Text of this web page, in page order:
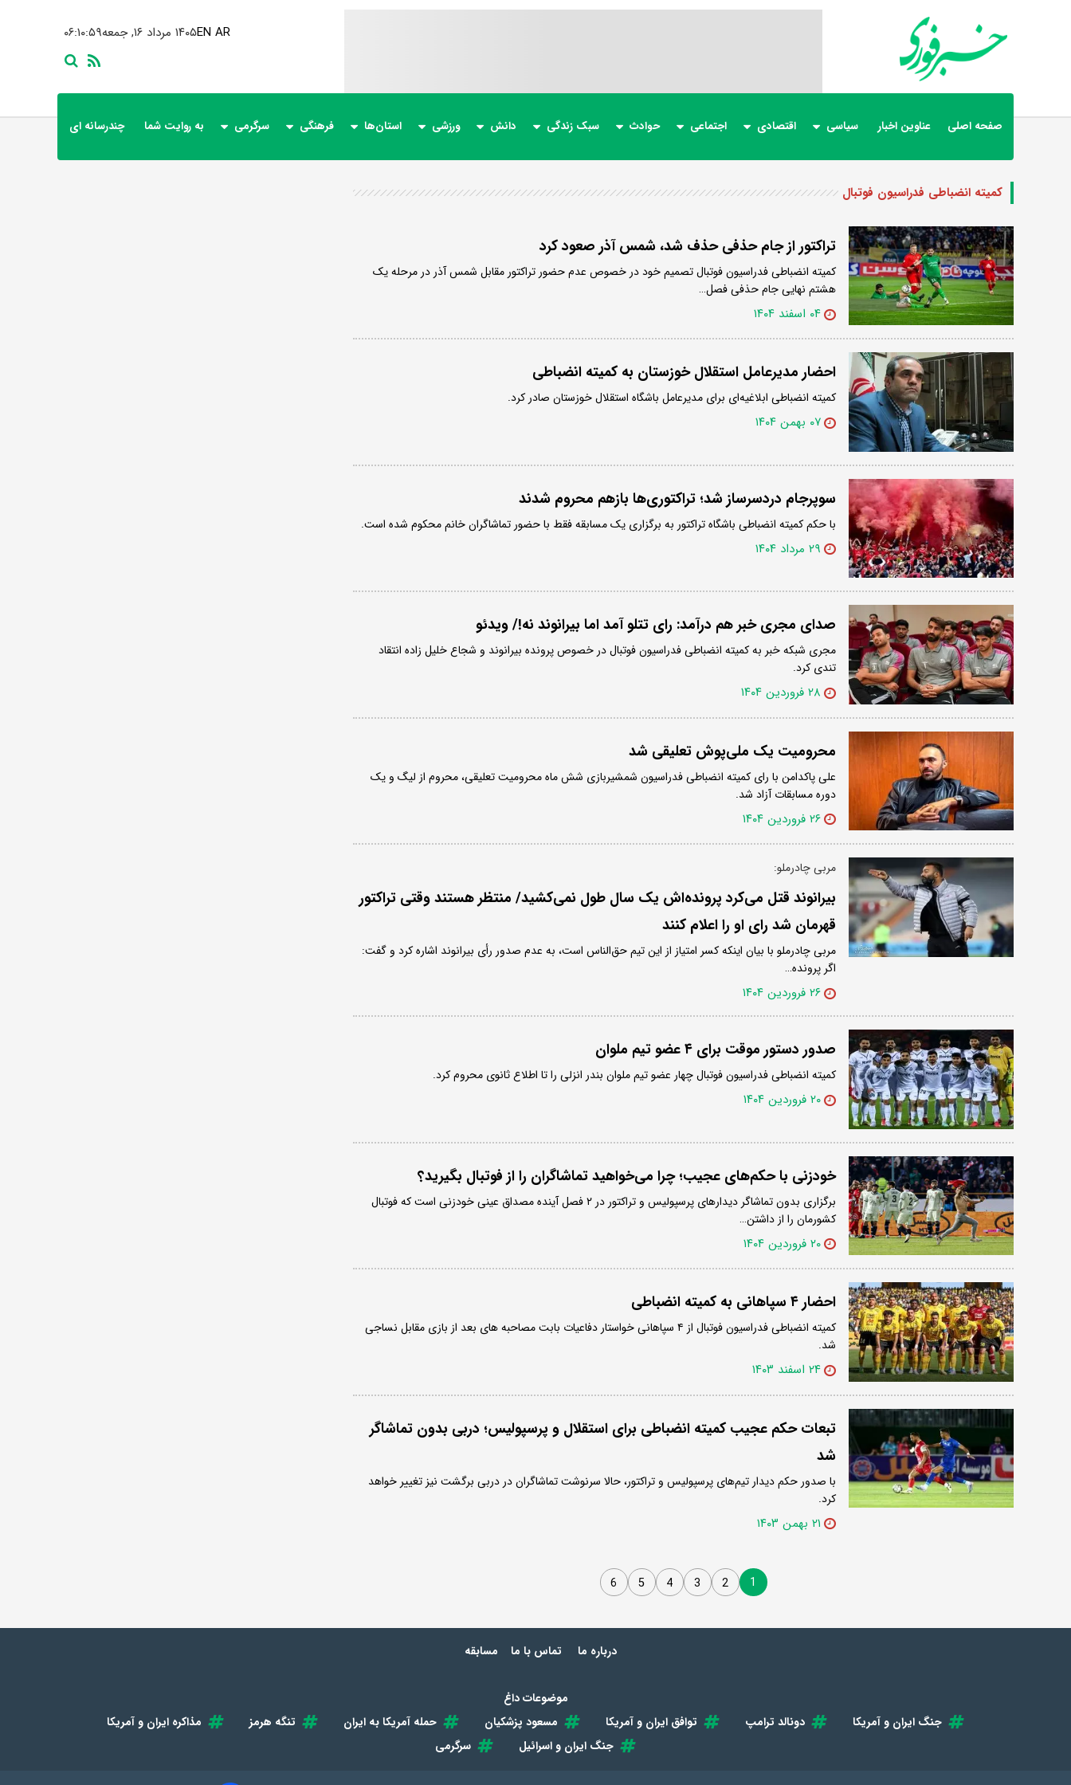
۰۶:۱۰:۵۹ ۱۴۰۵ مرداد ۱۶, جمعهEN AR
صفحه اصلی عناوین اخبار سیاسی اقتصادی اجتماعی حوادث سبک زندگی دانش ورزشی استان‌ها فرهنگی سرگرمی به روایت شما چندرسانه ای
کمیته انضباطی فدراسیون فوتبال
تراکتور از جام حذفی حذف شد، شمس آذر صعود کرد
کمیته انضباطی فدراسیون فوتبال تصمیم خود در خصوص عدم حضور تراکتور مقابل شمس آذر در مرحله یک
هشتم نهایی جام حذفی فصل…
۰۴ اسفند ۱۴۰۴
احضار مدیرعامل استقلال خوزستان به کمیته انضباطی
کمیته انضباطی ابلاغیه‌ای برای مدیرعامل باشگاه استقلال خوزستان صادر کرد.
۰۷ بهمن ۱۴۰۴
سوپرجام دردسرساز شد؛ تراکتوری‌ها بازهم محروم شدند
با حکم کمیته انضباطی باشگاه تراکتور به برگزاری یک مسابقه فقط با حضور تماشاگران خانم محکوم شده است.
۲۹ مرداد ۱۴۰۴
صدای مجری خبر هم درآمد: رای تتلو آمد اما بیرانوند نه!/ ویدئو
مجری شبکه خبر به کمیته انضباطی فدراسیون فوتبال در خصوص پرونده بیرانوند و شجاع خلیل زاده انتقاد
تندی کرد.
۲۸ فروردین ۱۴۰۴
محرومیت یک ملی‌پوش تعلیقی شد
علی پاکدامن با رای کمیته انضباطی فدراسیون شمشیربازی شش ماه محرومیت تعلیقی، محروم از لیگ و یک
دوره مسابقات آزاد شد.
۲۶ فروردین ۱۴۰۴
مربی چادرملو:
بیرانوند قتل می‌کرد پرونده‌اش یک سال طول نمی‌کشید/ منتظر هستند وقتی تراکتور
قهرمان شد رای او را اعلام کنند
مربی چادرملو با بیان اینکه کسر امتیاز از این تیم حق‌الناس است، به عدم صدور رأی بیرانوند اشاره کرد و گفت:
اگر پرونده…
۲۶ فروردین ۱۴۰۴
صدور دستور موقت برای ۴ عضو تیم ملوان
کمیته انضباطی فدراسیون فوتبال چهار عضو تیم ملوان بندر انزلی را تا اطلاع ثانوی محروم کرد.
۲۰ فروردین ۱۴۰۴
خودزنی با حکم‌های عجیب؛ چرا می‌خواهید تماشاگران را از فوتبال بگیرید؟
برگزاری بدون تماشاگر دیدارهای پرسپولیس و تراکتور در ۲ فصل آینده مصداق عینی خودزنی است که فوتبال
کشورمان را از داشتن…
۲۰ فروردین ۱۴۰۴
احضار ۴ سپاهانی به کمیته انضباطی
کمیته انضباطی فدراسیون فوتبال از ۴ سپاهانی خواستار دفاعیات بابت مصاحبه های بعد از بازی مقابل نساجی
شد.
۲۴ اسفند ۱۴۰۳
تبعات حکم عجیب کمیته انضباطی برای استقلال و پرسپولیس؛ دربی بدون تماشاگر
شد
با صدور حکم دیدار تیم‌های پرسپولیس و تراکتور، حالا سرنوشت تماشاگران در دربی برگشت نیز تغییر خواهد
کرد.
۲۱ بهمن ۱۴۰۳
1
2
3
4
5
6
درباره ما تماس با ما مسابقه
موضوعات داغ
جنگ ایران و آمریکا
دونالد ترامپ توافق ایران و آمریکا مسعود پزشکیان حمله آمریکا به ایران تنگه هرمز
مذاکره ایران و آمریکا
جنگ ایران و اسرائیل
سرگرمی